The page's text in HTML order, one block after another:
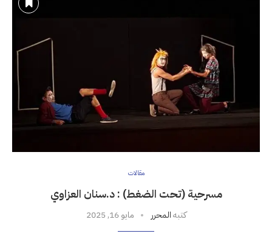
مقالات
مسرحية (تحت الضغط) : د.سنان العزاوي
كتبهالمحرر مايو 16, 2025